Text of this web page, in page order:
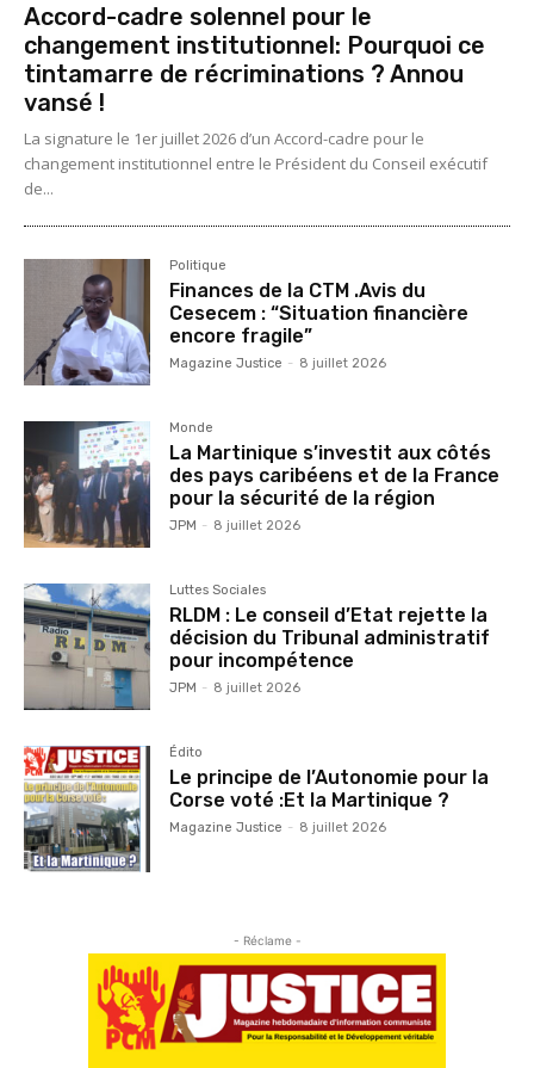
Accord-cadre solennel pour le
changement institutionnel: Pourquoi ce
tintamarre de récriminations ? Annou
vansé !
La signature le 1er juillet 2026 d’un Accord-cadre pour le
changement institutionnel entre le Président du Conseil exécutif
de...
Politique
Finances de la CTM .Avis du
Cesecem : “Situation financière
encore fragile”
Magazine Justice - 8 juillet 2026
Monde
La Martinique s’investit aux côtés
des pays caribéens et de la France
pour la sécurité de la région
JPM - 8 juillet 2026
Luttes Sociales
RLDM : Le conseil d’Etat rejette la
décision du Tribunal administratif
pour incompétence
JPM - 8 juillet 2026
Édito
Le principe de l’Autonomie pour la
Corse voté :Et la Martinique ?
Magazine Justice - 8 juillet 2026
- Réclame -